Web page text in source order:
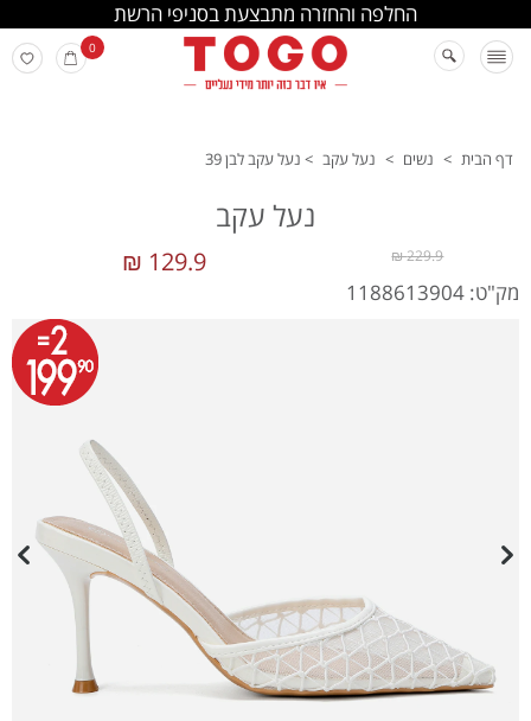
החלפה והחזרה מתבצעת בסניפי הרשת
0
דף הבית > נשים > נעל עקב > נעל עקב לבן 39
נעל עקב
129.9 ₪ 229.9 ₪
מק"ט: 1188613904